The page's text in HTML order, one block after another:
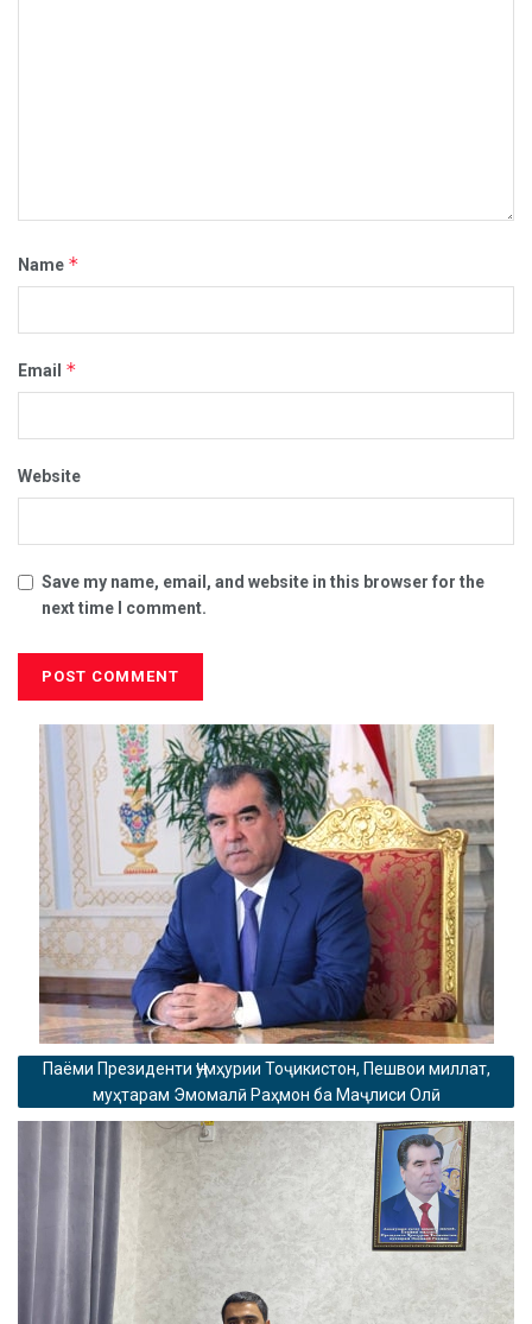
Name *
Email *
Website
Save my name, email, and website in this browser for the
next time I comment.
Паёми Президенти Ҷумҳурии Тоҷикистон, Пешвои миллат,
муҳтарам Эмомалӣ Раҳмон ба Маҷлиси Олӣ